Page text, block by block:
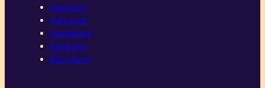
Hamburg
Hannover
Heidelberg
Karlsruhe
Köln-Bonn